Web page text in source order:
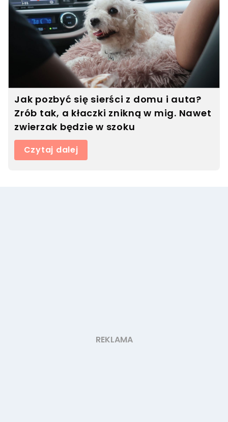
Jak pozbyć się sierści z domu i auta?
Zrób tak, a kłaczki znikną w mig. Nawet
zwierzak będzie w szoku
Czytaj dalej